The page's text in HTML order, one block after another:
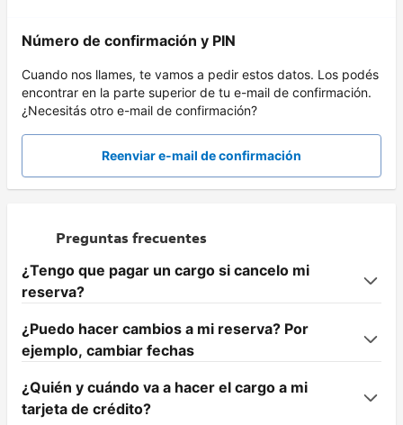
Número de confirmación y PIN
Cuando nos llames, te vamos a pedir estos datos. Los podés
encontrar en la parte superior de tu e-mail de confirmación.
¿Necesitás otro e-mail de confirmación?
Reenviar e-mail de confirmación
Preguntas frecuentes
¿Tengo que pagar un cargo si cancelo mi
reserva?
¿Puedo hacer cambios a mi reserva? Por
ejemplo, cambiar fechas
¿Quién y cuándo va a hacer el cargo a mi
tarjeta de crédito?